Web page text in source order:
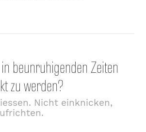
beunruhigenden Zeiten
zu werden?
Nicht einknicken,